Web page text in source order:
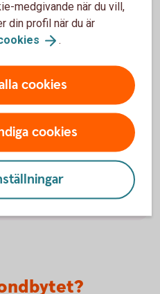
försäljningen av dina
är just den dagens
fonder
fonden, sätts en gång
på de värdepapper
avgifter och eventuella
medgivande när du vill,
din profil när du är
.
cookies
cookies